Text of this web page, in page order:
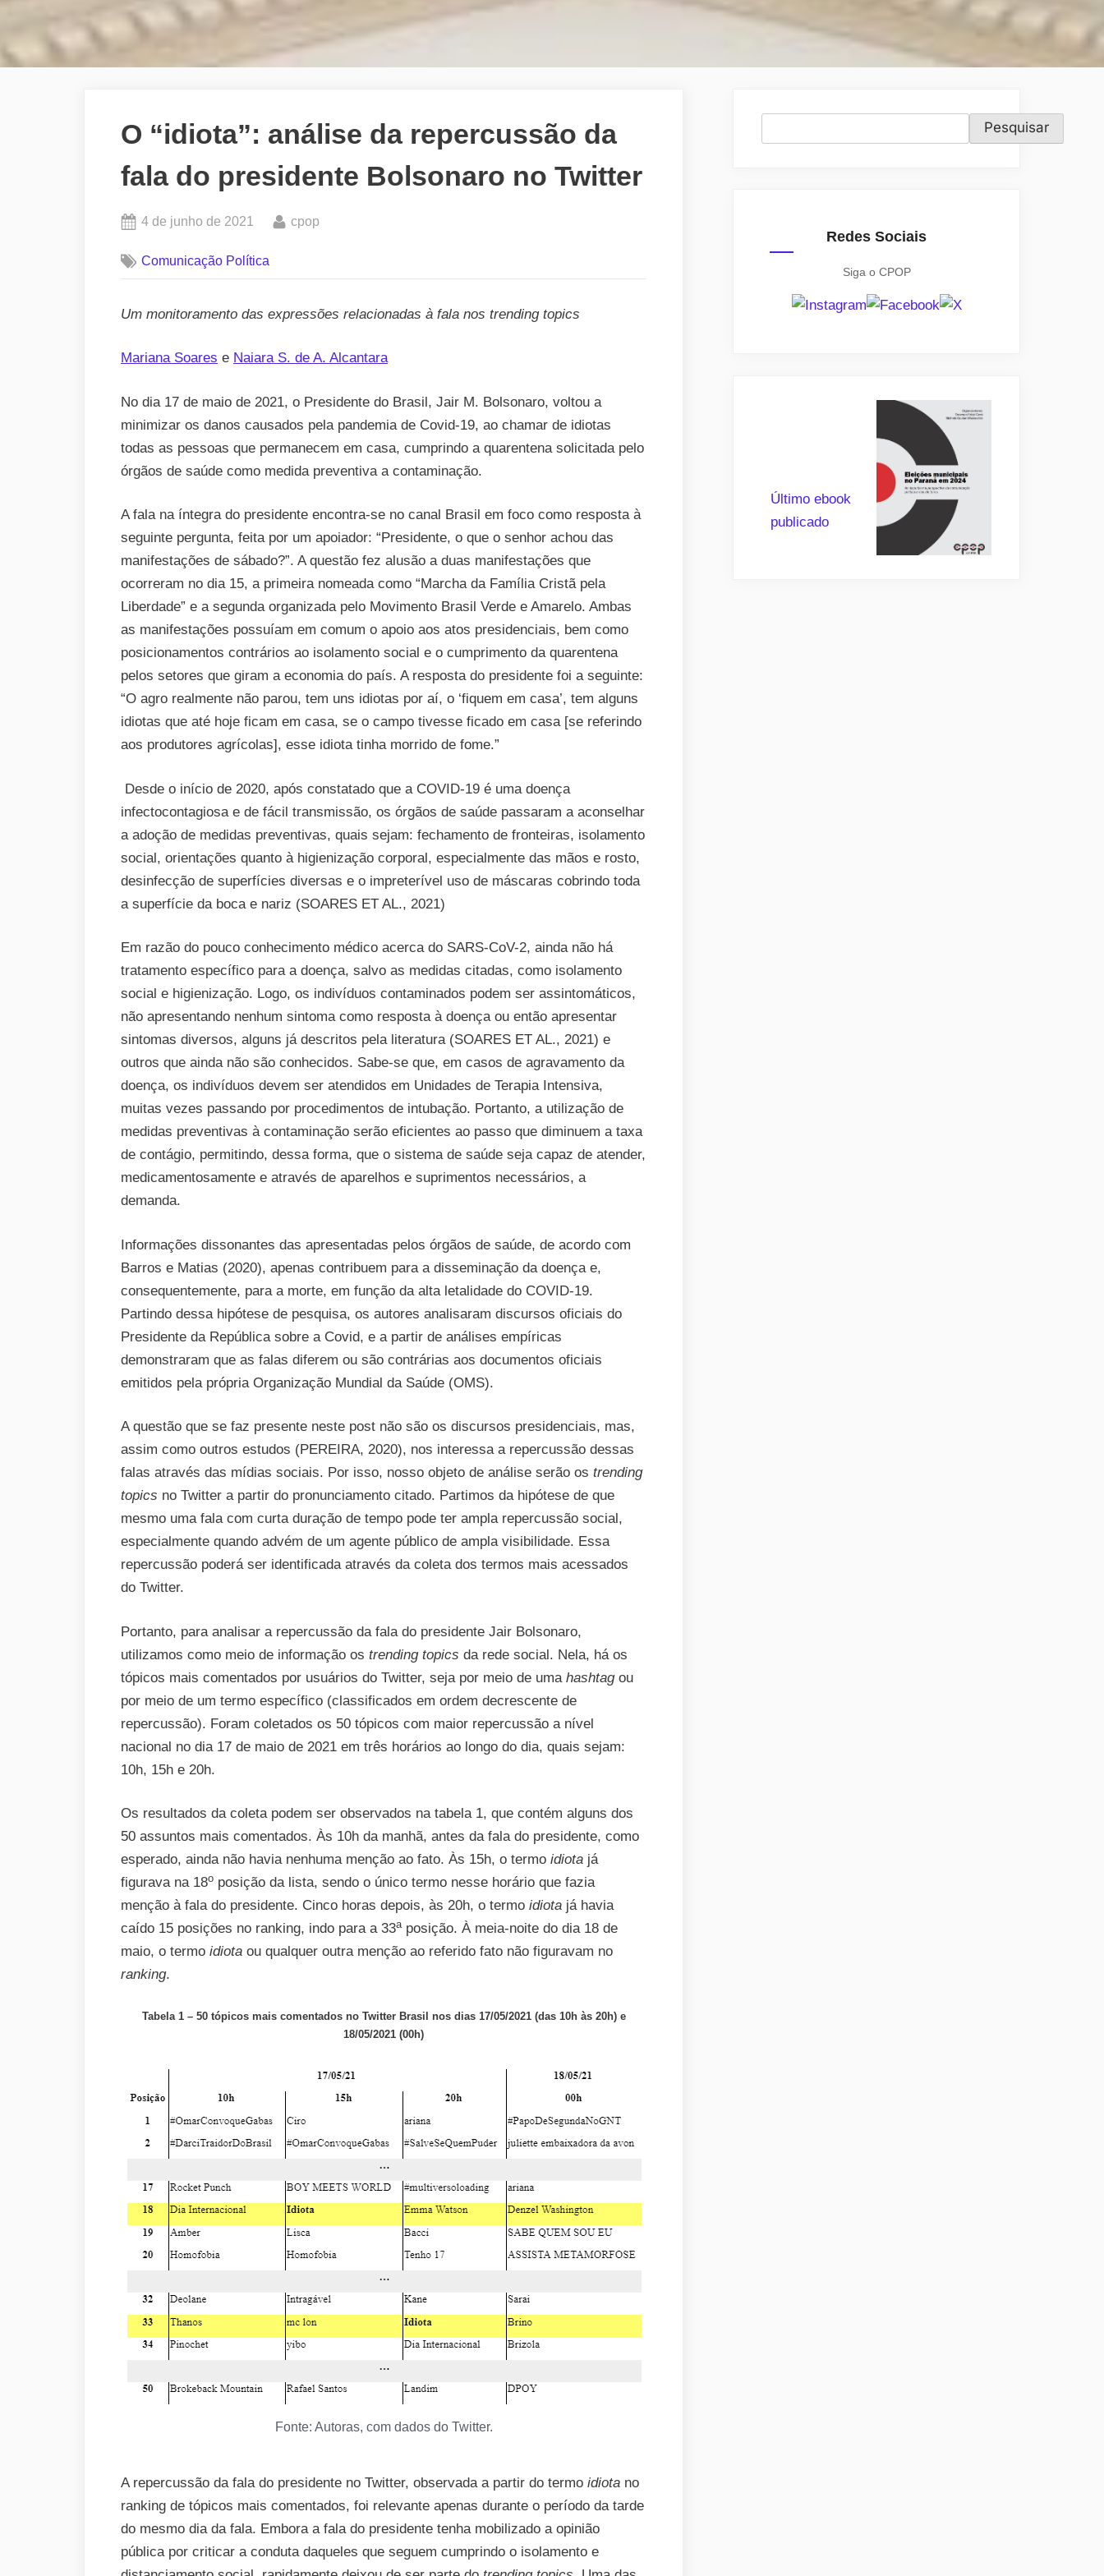
O “idiota”: análise da repercussão da
fala do presidente Bolsonaro no Twitter
Posted
4 de junho de 2021 By
cpop
Comunicação Política
Um monitoramento das expressões relacionadas à fala nos trending topics
Mariana Soares e Naiara S. de A. Alcantara
No dia 17 de maio de 2021, o Presidente do Brasil, Jair M. Bolsonaro, voltou a
minimizar os danos causados pela pandemia de Covid-19, ao chamar de idiotas
todas as pessoas que permanecem em casa, cumprindo a quarentena solicitada pelo
órgãos de saúde como medida preventiva a contaminação.
A fala na íntegra do presidente encontra-se no canal Brasil em foco como resposta à
seguinte pergunta, feita por um apoiador: “Presidente, o que o senhor achou das
manifestações de sábado?”. A questão fez alusão a duas manifestações que
ocorreram no dia 15, a primeira nomeada como “Marcha da Família Cristã pela
Liberdade” e a segunda organizada pelo Movimento Brasil Verde e Amarelo. Ambas
as manifestações possuíam em comum o apoio aos atos presidenciais, bem como
posicionamentos contrários ao isolamento social e o cumprimento da quarentena
pelos setores que giram a economia do país. A resposta do presidente foi a seguinte:
“O agro realmente não parou, tem uns idiotas por aí, o ‘fiquem em casa’, tem alguns
idiotas que até hoje ficam em casa, se o campo tivesse ficado em casa [se referindo
aos produtores agrícolas], esse idiota tinha morrido de fome.”
Desde o início de 2020, após constatado que a COVID-19 é uma doença
infectocontagiosa e de fácil transmissão, os órgãos de saúde passaram a aconselhar
a adoção de medidas preventivas, quais sejam: fechamento de fronteiras, isolamento
social, orientações quanto à higienização corporal, especialmente das mãos e rosto,
desinfecção de superfícies diversas e o impreterível uso de máscaras cobrindo toda
a superfície da boca e nariz (SOARES ET AL., 2021)
Em razão do pouco conhecimento médico acerca do SARS-CoV-2, ainda não há
tratamento específico para a doença, salvo as medidas citadas, como isolamento
social e higienização. Logo, os indivíduos contaminados podem ser assintomáticos,
não apresentando nenhum sintoma como resposta à doença ou então apresentar
sintomas diversos, alguns já descritos pela literatura (SOARES ET AL., 2021) e
outros que ainda não são conhecidos. Sabe-se que, em casos de agravamento da
doença, os indivíduos devem ser atendidos em Unidades de Terapia Intensiva,
muitas vezes passando por procedimentos de intubação. Portanto, a utilização de
medidas preventivas à contaminação serão eficientes ao passo que diminuem a taxa
de contágio, permitindo, dessa forma, que o sistema de saúde seja capaz de atender,
medicamentosamente e através de aparelhos e suprimentos necessários, a
demanda.
Informações dissonantes das apresentadas pelos órgãos de saúde, de acordo com
Barros e Matias (2020), apenas contribuem para a disseminação da doença e,
consequentemente, para a morte, em função da alta letalidade do COVID-19.
Partindo dessa hipótese de pesquisa, os autores analisaram discursos oficiais do
Presidente da República sobre a Covid, e a partir de análises empíricas
demonstraram que as falas diferem ou são contrárias aos documentos oficiais
emitidos pela própria Organização Mundial da Saúde (OMS).
A questão que se faz presente neste post não são os discursos presidenciais, mas,
assim como outros estudos (PEREIRA, 2020), nos interessa a repercussão dessas
falas através das mídias sociais. Por isso, nosso objeto de análise serão os trending
topics no Twitter a partir do pronunciamento citado. Partimos da hipótese de que
mesmo uma fala com curta duração de tempo pode ter ampla repercussão social,
especialmente quando advém de um agente público de ampla visibilidade. Essa
repercussão poderá ser identificada através da coleta dos termos mais acessados
do Twitter.
Portanto, para analisar a repercussão da fala do presidente Jair Bolsonaro,
utilizamos como meio de informação os trending topics da rede social. Nela, há os
tópicos mais comentados por usuários do Twitter, seja por meio de uma hashtagou
por meio de um termo específico (classificados em ordem decrescente de
repercussão). Foram coletados os 50 tópicos com maior repercussão a nível
nacional no dia 17 de maio de 2021 em três horários ao longo do dia, quais sejam:
10h, 15h e 20h.
Os resultados da coleta podem ser observados na tabela 1, que contém alguns dos
50 assuntos mais comentados. Às 10h da manhã, antes da fala do presidente, como
esperado, ainda não havia nenhuma menção ao fato. Às 15h, o termo idiota já
figurava na 18o posição da lista, sendo o único termo nesse horário que fazia
menção à fala do presidente. Cinco horas depois, às 20h, o termo idiota já havia
caído 15 posições no ranking, indo para a 33aposição. À meia-noite do dia 18 de
maio, o termo idiota ou qualquer outra menção ao referido fato não figuravam no
ranking.
Tabela 1 – 50 tópicos mais comentados no Twitter Brasil nos dias 17/05/2021 (das 10h às 20h) e
18/05/2021 (00h)
Fonte: Autoras, com dados do Twitter.
A repercussão da fala do presidente no Twitter, observada a partir do termo idiota no
ranking de tópicos mais comentados, foi relevante apenas durante o período da tarde
do mesmo dia da fala. Embora a fala do presidente tenha mobilizado a opinião
pública por criticar a conduta daqueles que seguem cumprindo o isolamento e
Pesquisar
Redes Sociais
Siga o CPOP
Último ebook
publicado